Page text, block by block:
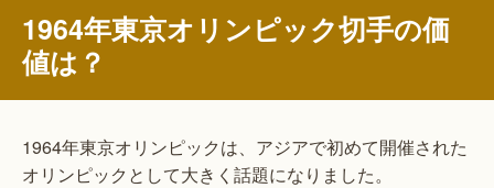
1964年東京オリンピック切手の価
値は？
1964年東京オリンピックは、アジアで初めて開催された
オリンピックとして大きく話題になりました。